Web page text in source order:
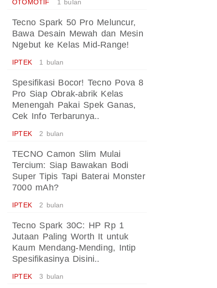
OTOMOTIF 1 bulan
Tecno Spark 50 Pro Meluncur,
Bawa Desain Mewah dan Mesin
Ngebut ke Kelas Mid-Range!
IPTEK 1 bulan
Spesifikasi Bocor! Tecno Pova 8
Pro Siap Obrak-abrik Kelas
Menengah Pakai Spek Ganas,
Cek Info Terbarunya..
IPTEK 2 bulan
TECNO Camon Slim Mulai
Tercium: Siap Bawakan Bodi
Super Tipis Tapi Baterai Monster
7000 mAh?
IPTEK 2 bulan
Tecno Spark 30C: HP Rp 1
Jutaan Paling Worth It untuk
Kaum Mendang-Mending, Intip
Spesifikasinya Disini..
IPTEK 3 bulan